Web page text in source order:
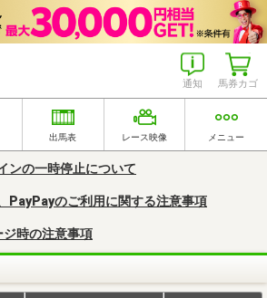
馬券カゴ
通知
出馬表 レース映像 メニュー
ンの一時停止について
PayPayのご利用に関する注意事項
ジ時の注意事項